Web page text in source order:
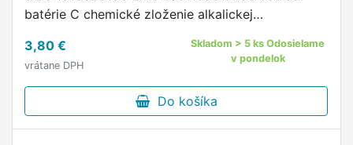
batérie C chemické zloženie alkalickej
kapacita neuvádza sa napätie …
3,80 €
vrátane DPH
Skladom > 5 ks Odosielame
v pondelok
Do košíka